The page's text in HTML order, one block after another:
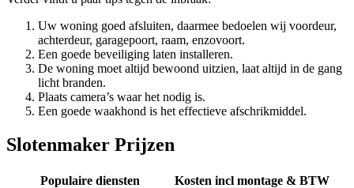
Uw woning goed afsluiten, daarmee bedoelen wij voordeur,
achterdeur, garagepoort, raam, enzovoort.
Een goede beveiliging laten installeren.
De woning moet altijd bewoond uitzien, laat altijd in de gang
licht branden.
Plaats camera’s waar het nodig is.
Een goede waakhond is het effectieve afschrikmiddel.
Slotenmaker Prijzen
Populaire diensten
Kosten incl montage & BTW